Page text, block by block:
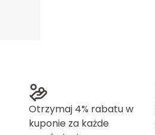
Otrzymaj 4% rabatu w
kuponie za każde